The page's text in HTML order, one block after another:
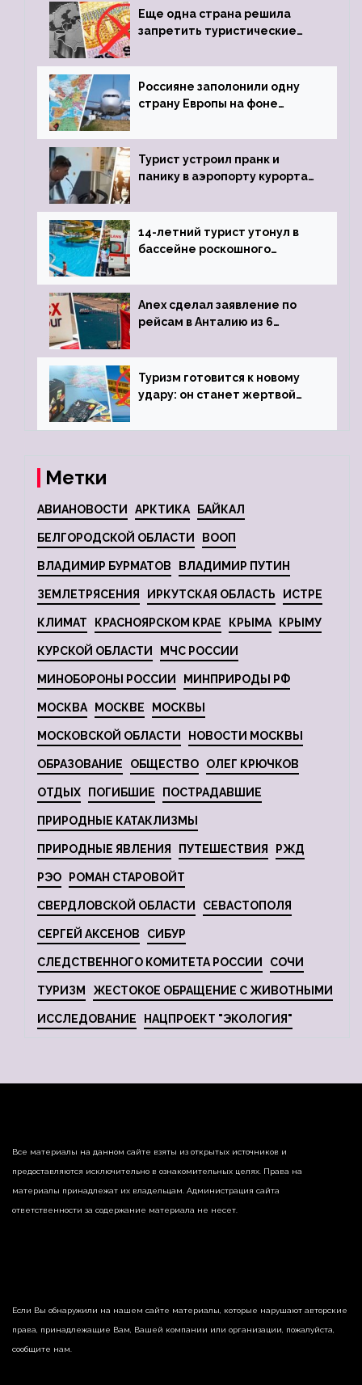
Еще одна страна решила
запретить туристические
Россияне заполонили одну
страну Европы на фоне
виз
Турист устроил пранк и
панику в аэропорту курорта,
задержке рейса
14-летний турист утонул в
бассейне роскошного
Anex сделал заявление по
рейсам в Анталию из 6
Туризм готовится к новому
удару: он станет жертвой
Метки
АВИАНОВОСТИ АРКТИКА БАЙКАЛ
БЕЛГОРОДСКОЙ ОБЛАСТИ ВООП
ВЛАДИМИР БУРМАТОВ ВЛАДИМИР ПУТИН
ЗЕМЛЕТРЯСЕНИЯ ИРКУТСКАЯ ОБЛАСТЬ ИСТРЕ
КЛИМАТ КРАСНОЯРСКОМ КРАЕ КРЫМА КРЫМУ
КУРСКОЙ ОБЛАСТИ МЧС РОССИИ
МИНОБОРОНЫ РОССИИ МИНПРИРОДЫ РФ
МОСКВА МОСКВЕ МОСКВЫ
МОСКОВСКОЙ ОБЛАСТИ НОВОСТИ МОСКВЫ
ОБРАЗОВАНИЕ ОБЩЕСТВО ОЛЕГ КРЮЧКОВ
ОТДЫХ ПОГИБШИЕ ПОСТРАДАВШИЕ
ПРИРОДНЫЕ КАТАКЛИЗМЫ
ПРИРОДНЫЕ ЯВЛЕНИЯ ПУТЕШЕСТВИЯ РЖД
РЭО РОМАН СТАРОВОЙТ
СВЕРДЛОВСКОЙ ОБЛАСТИ СЕВАСТОПОЛЯ
СЕРГЕЙ АКСЕНОВ СИБУР
СЛЕДСТВЕННОГО КОМИТЕТА РОССИИ СОЧИ
ТУРИЗМ ЖЕСТОКОЕ ОБРАЩЕНИЕ С ЖИВОТНЫМИ
ИССЛЕДОВАНИЕ НАЦПРОЕКТ "ЭКОЛОГИЯ"
Все материалы на данном сайте взяты из открытых источников и
предоставляются исключительно в ознакомительных целях. Права на
материалы принадлежат их владельцам. Администрация сайта
ответственности за содержание материала не несет.
Если Вы обнаружили на нашем сайте материалы, которые нарушают авторские
права, принадлежащие Вам, Вашей компании или организации, пожалуйста,
сообщите нам.